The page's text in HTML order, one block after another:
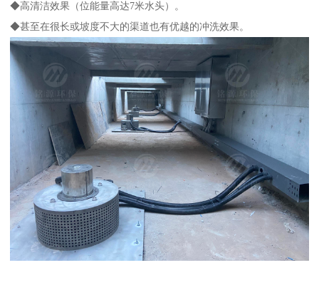
◆高清洁效果（位能量高达7米水头）。
◆甚至在很长或坡度不大的渠道也有优越的冲洗效果。